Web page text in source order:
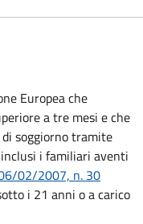
Europea che
a tre mesi e che
soggiorno tramite
i familiari aventi
02/2007, n. 30
i 21 anni o a carico